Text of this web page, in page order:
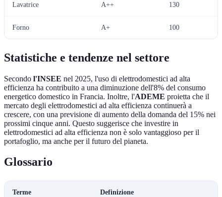
Lavatrice A++ 130
Forno A+ 100
Statistiche e tendenze nel settore
Secondo l'INSEE nel 2025, l'uso di elettrodomestici ad alta
efficienza ha contribuito a una diminuzione dell'8% del consumo
energetico domestico in Francia. Inoltre, l'ADEME proietta che il
mercato degli elettrodomestici ad alta efficienza continuerà a
crescere, con una previsione di aumento della domanda del 15% nei
prossimi cinque anni. Questo suggerisce che investire in
elettrodomestici ad alta efficienza non è solo vantaggioso per il
portafoglio, ma anche per il futuro del pianeta.
Glossario
Terme Definizione